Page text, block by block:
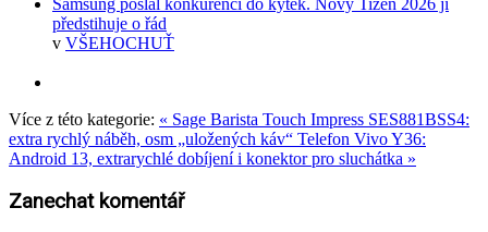
Samsung poslal konkurenci do kytek. Nový Tizen 2026 ji
předstihuje o řád
v VŠEHOCHUŤ
Více z této kategorie: « Sage Barista Touch Impress SES881BSS4:
extra rychlý náběh, osm „uložených káv“ Telefon Vivo Y36:
Android 13, extrarychlé dobíjení i konektor pro sluchátka »
Zanechat komentář